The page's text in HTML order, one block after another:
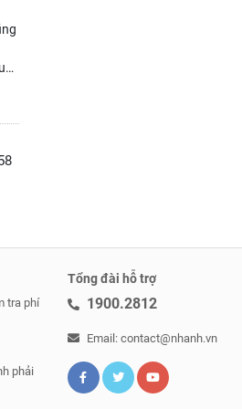
tra phí
phải
Tổng đài hỗ trợ
1900.2812
Email: contact@nhanh.vn